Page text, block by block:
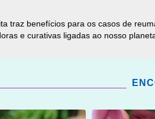
traz benefícios para os casos de
e curativas ligadas ao nosso